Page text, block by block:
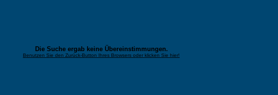
Die Suche ergab keine Übereinstimmungen.
Benutzen Sie den Zurück-Button Ihres Browsers oder klicken Sie hier!